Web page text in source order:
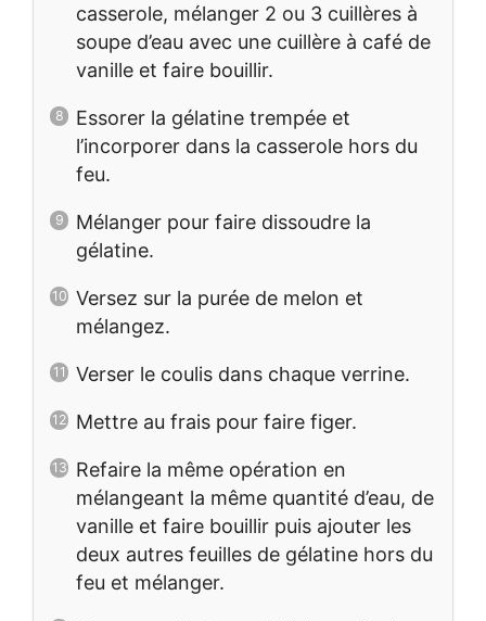
casserole, mélanger 2 ou 3 cuillères à
soupe d’eau avec une cuillère à café de
vanille et faire bouillir.
Essorer la gélatine trempée et
l’incorporer dans la casserole hors du
feu.
Mélanger pour faire dissoudre la
gélatine.
Versez sur la purée de melon et
mélangez.
Verser le coulis dans chaque verrine.
Mettre au frais pour faire figer.
Refaire la même opération en
mélangeant la même quantité d’eau, de
vanille et faire bouillir puis ajouter les
deux autres feuilles de gélatine hors du
feu et mélanger.